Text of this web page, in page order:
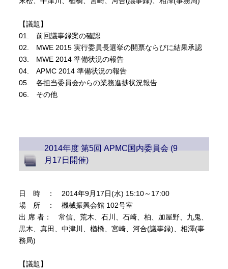
【議題】
01. 前回議事録案の確認
02. MWE 2015 実行委員長選挙の開票ならびに結果承認
03. MWE 2014 準備状況の報告
04. APMC 2014 準備状況の報告
05. 各担当委員会からの業務進捗状況報告
06. その他
2014年度 第5回 APMC国内委員会 (9
月17日開催)
日 時 ： 2014年9月17日(水) 15:10～17:00
場 所 ： 機械振興会館 102号室
出 席 者： 常信、荒木、石川、石崎、柏、加屋野、九鬼、
黒木、真田、中津川、楢橋、宮崎、河合(議事録)、相澤(事
務局)
【議題】